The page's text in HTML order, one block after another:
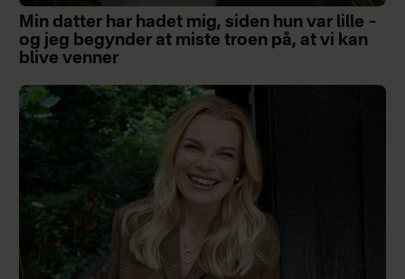
Min datter har hadet mig, siden hun var lille –
og jeg begynder at miste troen på, at vi kan
blive venner